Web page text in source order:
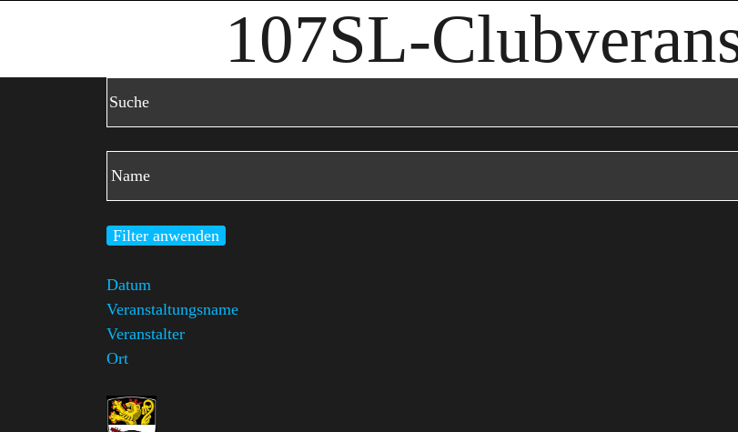
107SL-
Filter anwenden
Datum
Veranstaltungsname
Veranstalter
Ort